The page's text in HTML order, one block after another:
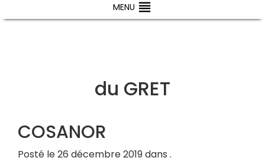
MENU
du GRET
COSANOR
Posté le 26 décembre 2019 dans .